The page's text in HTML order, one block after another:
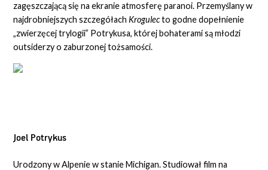
zagęszczającą się na ekranie atmosferę paranoi. Przemyślany w
najdrobniejszych szczegółachKrogulecto godne dopełnienie
„zwierzęcej trylogii” Potrykusa, której bohaterami są młodzi
outsiderzy o zaburzonej tożsamości.
Joel Potrykus
Urodzony w Alpenie w stanie Michigan. Studiował film na